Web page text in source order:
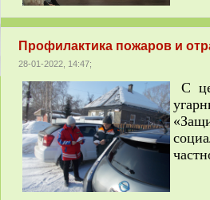
Профилактика пожаров и
28-01-2022, 14:47;
С